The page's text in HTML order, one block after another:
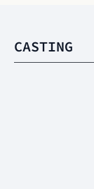
CASTING